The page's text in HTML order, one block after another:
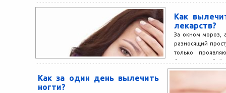
Как
лекарств?
За окном мороз,
разносящий
только
болезни – любой
Как за один день вылечить
ногти?